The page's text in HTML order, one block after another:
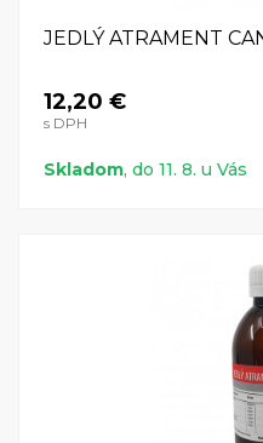
JEDLÝ ATRAMENT
12,20 €
s DPH
Skladom, do 11. 8. u Vás